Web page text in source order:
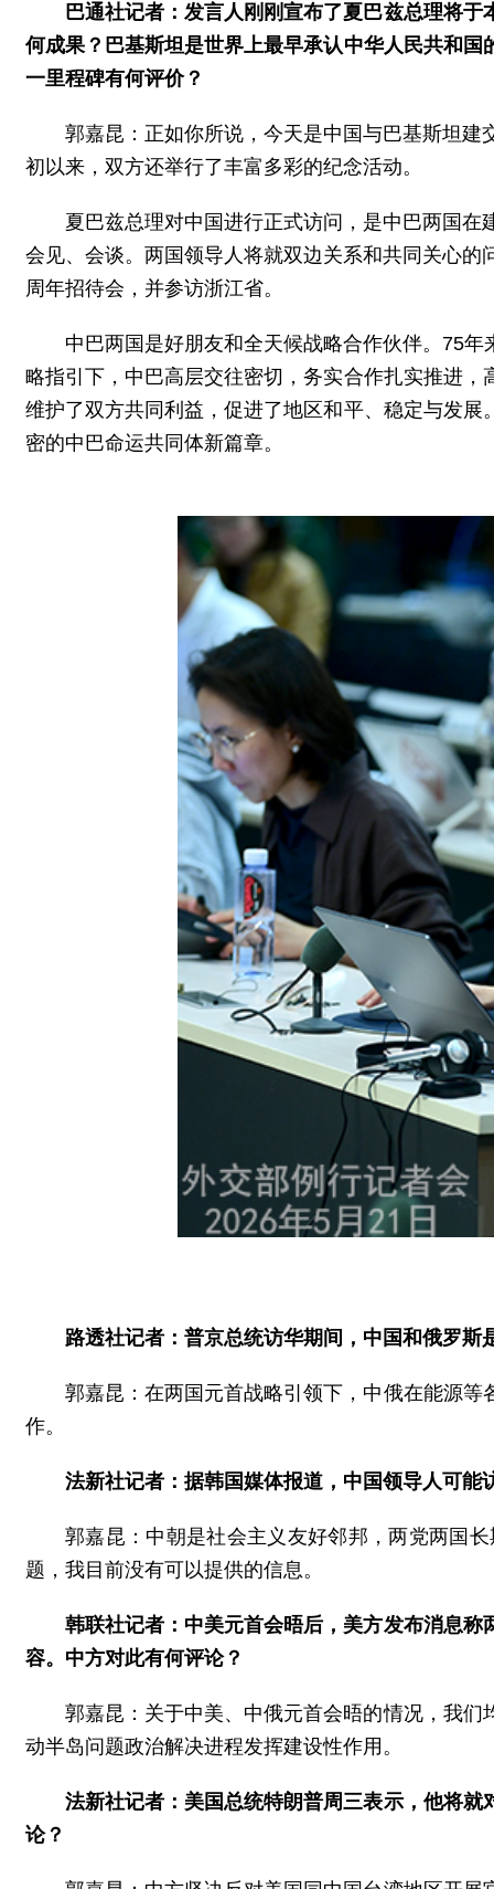
巴通社记者：发言人刚刚宣布了夏巴兹总理将
何成果？巴基斯坦是世界上最早承认中华人民共和
一里程碑有何评价？
郭嘉昆：正如你所说，今天是中国与巴基斯坦
初以来，双方还举行了丰富多彩的纪念活动。
夏巴兹总理对中国进行正式访问，是中巴两国
会见、会谈。两国领导人将就双边关系和共同关心
周年招待会，并参访浙江省。
中巴两国是好朋友和全天候战略合作伙伴。75
略指引下，中巴高层交往密切，务实合作扎实推进
维护了双方共同利益，促进了地区和平、稳定与发
密的中巴命运共同体新篇章。
路透社记者：普京总统访华期间，中国和俄罗
郭嘉昆：在两国元首战略引领下，中俄在能源
作。
法新社记者：据韩国媒体报道，中国领导人可
郭嘉昆：中朝是社会主义友好邻邦，两党两国
题，我目前没有可以提供的信息。
韩联社记者：中美元首会晤后，美方发布消息
容。中方对此有何评论？
郭嘉昆：关于中美、中俄元首会晤的情况，我
动半岛问题政治解决进程发挥建设性作用。
法新社记者：美国总统特朗普周三表示，他将
论？